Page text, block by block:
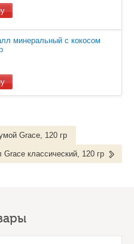
минеральный с кокосом
Grace, 120 гр
Grace классический, 120 гр